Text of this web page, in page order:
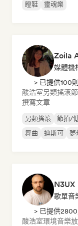
瞪鞋
靈魂樂
Zoila
媒體機
> 已提供100
酸浩室另類搖滾
撰寫文章
另類搖滾 節拍/
舞曲
迪斯可 夢
N3UX
歌單音
> 已提供
酸浩室環境音樂